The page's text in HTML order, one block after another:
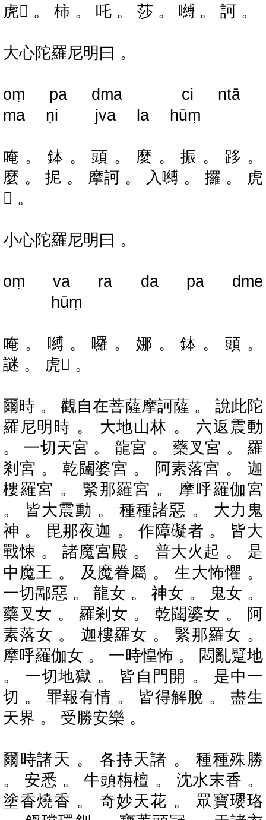
虎𤙖 。 柿 。 吒 。 莎 。 嚩 。 訶 。
大心陀羅尼明曰 。
oṃ pa dma ci ntā
ma ṇi jva la hūṃ
唵 。 鉢 。 頭 。 麼 。 振 。 跢 。
麼 。 抳 。 摩訶 。 入嚩 。 攞 。 虎
𤙖 。
小心陀羅尼明曰 。
oṃ va ra da pa dme
hūṃ
唵 。 嚩 。 囉 。 娜 。 鉢 。 頭 。
謎 。 虎𤙖 。
爾時 。 觀自在菩薩摩訶薩 。 說此陀
羅尼明時 。 大地山林 。 六返震動
。 一切天宮 。 龍宮 。 藥叉宮 。 羅
剎宮 。 乾闥婆宮 。 阿素落宮 。 迦
樓羅宮 。 緊那羅宮 。 摩呼羅伽宮
。 皆大震動 。 種種諸惡 。 大力鬼
神 。 毘那夜迦 。 作障礙者 。 皆大
戰悚 。 諸魔宮殿 。 普大火起 。 是
中魔王 。 及魔眷屬 。 生大怖懼 。
一切鄙惡 。 龍女 。 神女 。 鬼女 。
藥叉女 。 羅剎女 。 乾闥婆女 。 阿
素落女 。 迦樓羅女 。 緊那羅女 。
摩呼羅伽女 。 一時惶怖 。 悶亂躄地
。 一切地獄 。 皆自門開 。 是中一
切 。 罪報有情 。 皆得解脫 。 盡生
天界 。 受勝安樂 。
爾時諸天 。 各持天諸 。 種種殊勝
。 安悉 。 牛頭栴檀 。 沈水末香 。
塗香燒香 。 奇妙天花 。 眾寶瓔珞